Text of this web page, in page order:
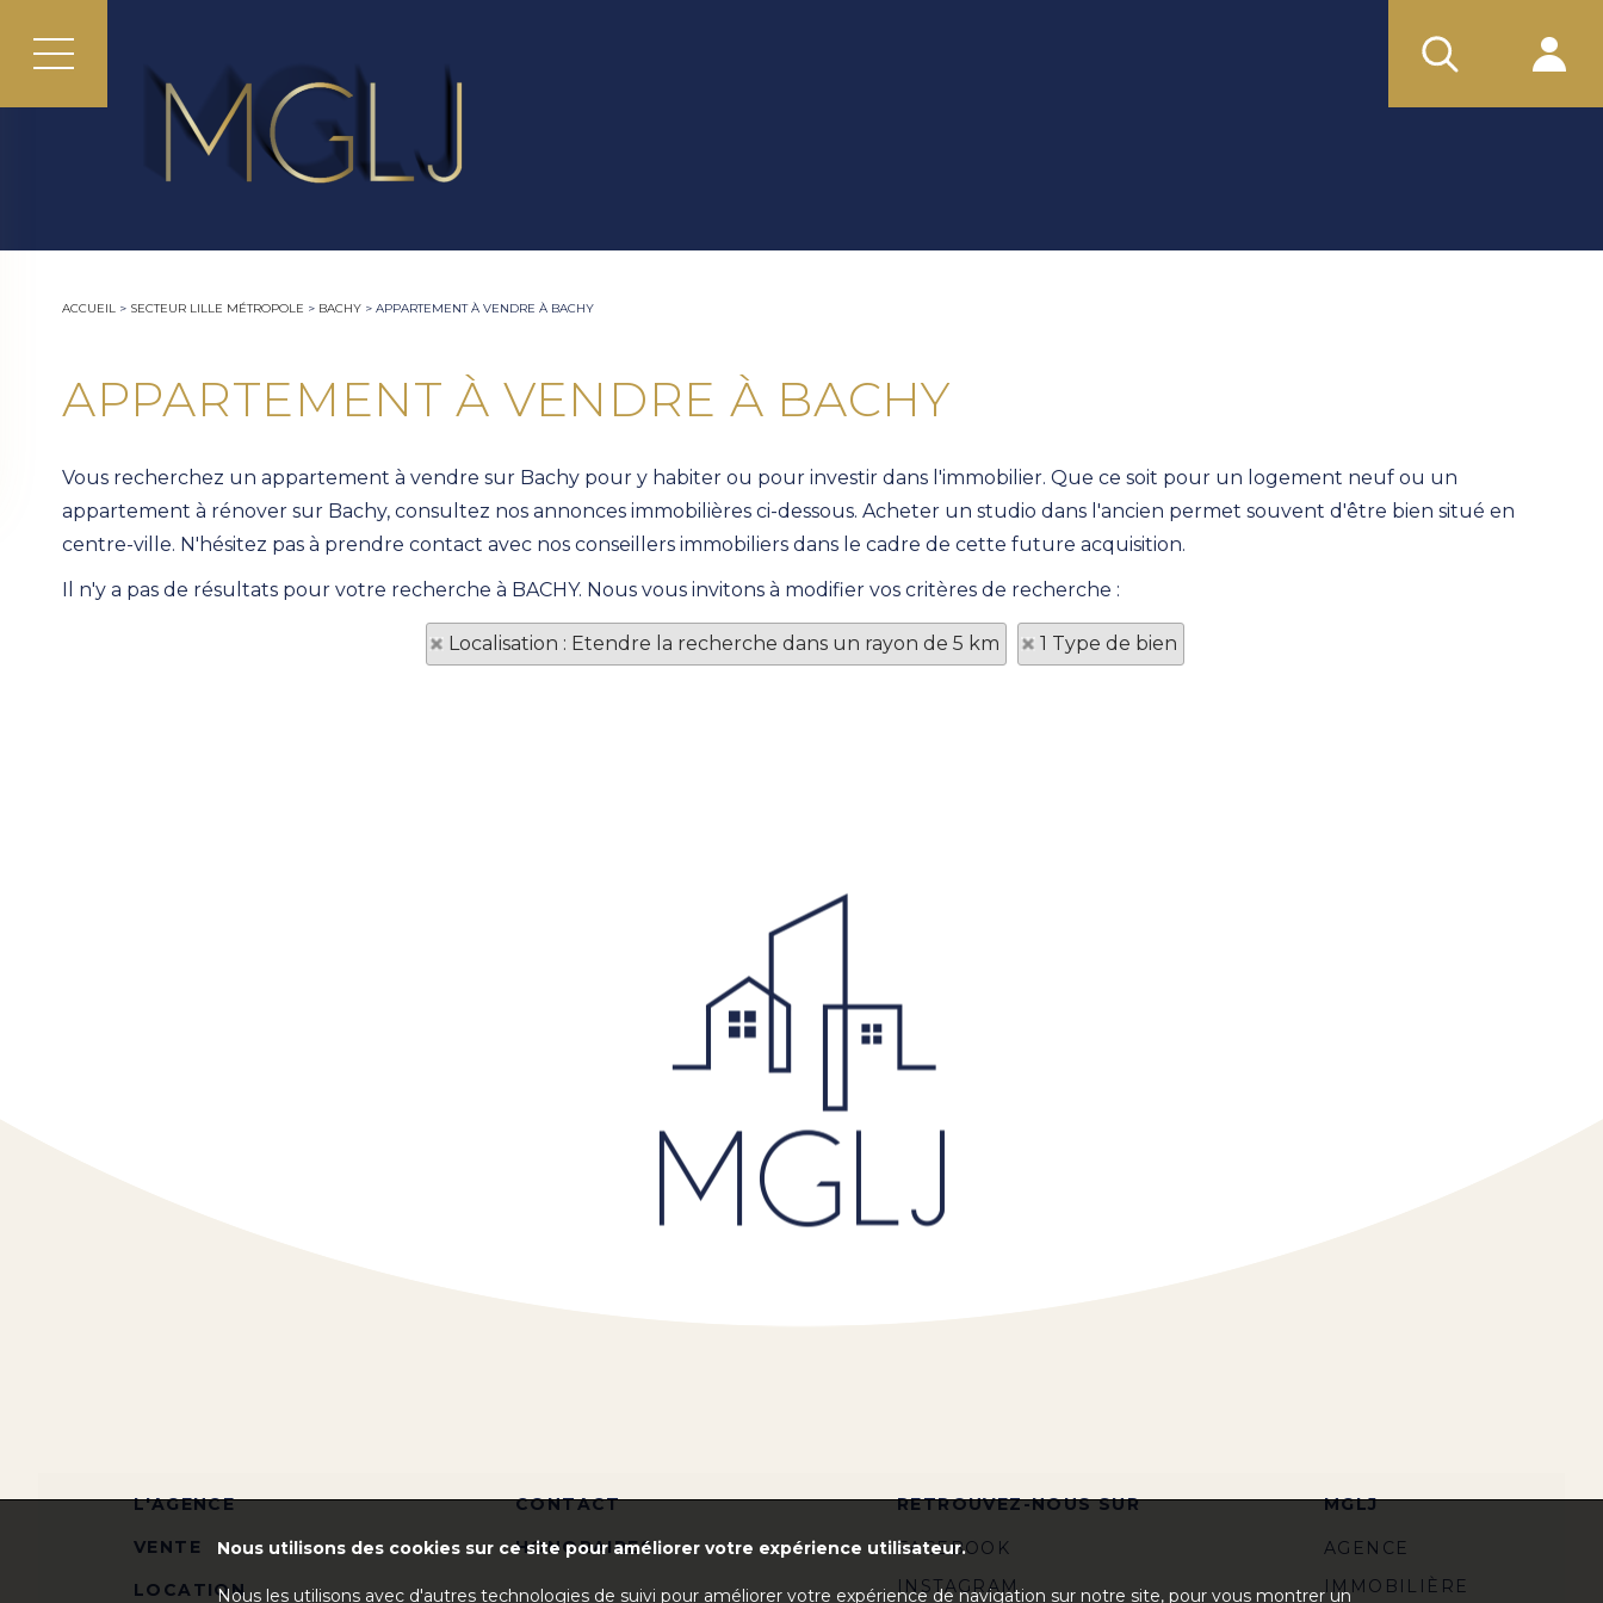
ACCUEIL > SECTEUR LILLE MÉTROPOLE > BACHY > APPARTEMENT À VENDRE À BACHY
APPARTEMENT À VENDRE À BACHY
Vous recherchez un appartement à vendre sur Bachy pour y habiter ou pour investir dans l'immobilier. Que ce soit pour un logement neuf ou un
appartement à rénover sur Bachy, consultez nos annonces immobilières ci-dessous. Acheter un studio dans l'ancien permet souvent d'être bien situé en
centre-ville. N'hésitez pas à prendre contact avec nos conseillers immobiliers dans le cadre de cette future acquisition.
Il n'y a pas de résultats pour votre recherche à BACHY. Nous vous invitons à modifier vos critères de recherche :
Localisation : Etendre la recherche dans un rayon de 5 km 1 Type de bien
L'AGENCE
VENTE
LOCATION
CONTACT
HONORAIRES
RETROUVEZ-NOUS SUR
FACEBOOK
INSTAGRAM
MGLJ
AGENCE
IMMOBILIÈRE
Nous utilisons des cookies sur ce site pour améliorer votre expérience utilisateur.
Nous les utilisons avec d'autres technologies de suivi pour améliorer votre expérience de navigation sur notre site, pour vous montrer un